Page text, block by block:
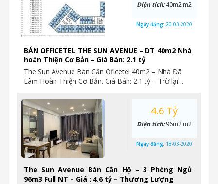
BÁN OFFICETEL THE SUN AVENUE – DT 40m2 Nhà
hoàn Thiện Cơ Bản – Giá Bán: 2.1 tỷ
The Sun Avenue Bán Căn Oficetel 40m2 – Nhà Đã
Làm Hoàn Thiện Cơ Bản. Giá Bán: 2.1 tỷ – Trừ lại…
Diện tích:40m2 m2
Ngày đăng: 20-03-2020
The Sun Avenue Bán Căn Hộ – 3 Phòng Ngủ
96m3 Full NT – Giá : 4.6 tỷ – Thương Lượng
4.6 Tỷ
Diện tích:96m2 m2
Ngày đăng: 18-03-2020